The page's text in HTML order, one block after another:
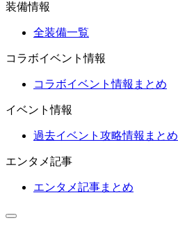
装備情報
全装備一覧
コラボイベント情報
コラボイベント情報まとめ
イベント情報
過去イベント攻略情報まとめ
エンタメ記事
エンタメ記事まとめ